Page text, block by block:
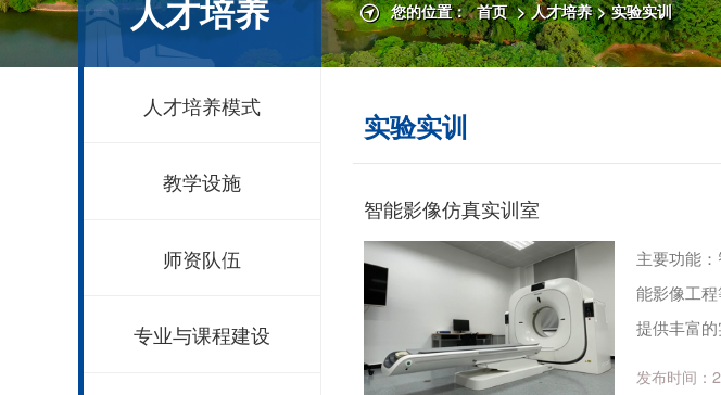
您的位置： 首页 > 人才培养 > 实验实训
人才培养
人才培养模式
教学设施
师资队伍
专业与课程建设
实验实训
智能影像仿真实训室
主要功能
能影像工
提供丰富
发布时间：